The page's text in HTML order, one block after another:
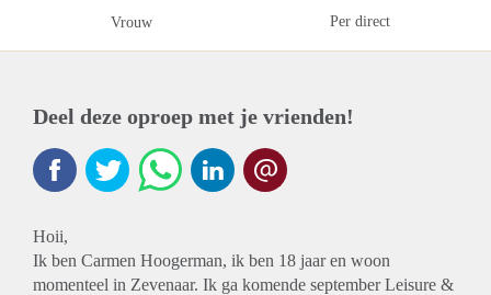
Vrouw Per direct
Deel deze oproep met je vrienden!
Hoii,
Ik ben Carmen Hoogerman, ik ben 18 jaar en woon
momenteel in Zevenaar. Ik ga komende september Leisure &